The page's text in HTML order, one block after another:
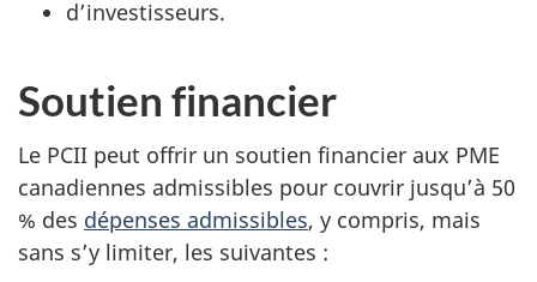
d’investisseurs.
Soutien financier
Le PCII peut offrir un soutien financier aux PME
canadiennes admissibles pour couvrir jusqu’à 50
% des dépenses admissibles, y compris, mais
sans s’y limiter, les suivantes :